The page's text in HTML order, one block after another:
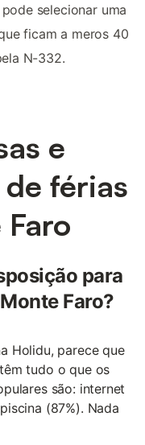
selecionar uma
ficam a meros 40
N-332.
e
férias
para
Faro?
Holidu, parece que
tudo o que os
são: internet
(87%). Nada